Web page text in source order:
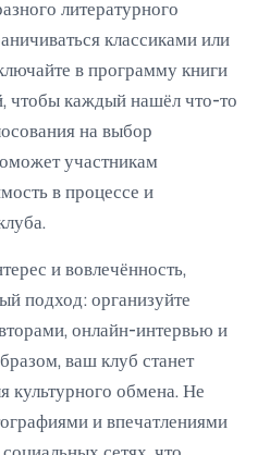
литературного
классиками или
в программу книги
чтобы каждый нашёл что-то
на выбор
участникам
в процессе и
и вовлечённость,
подход: организуйте
онлайн-интервью и
ваш клуб станет
культурного обмена. Не
и впечатлениями